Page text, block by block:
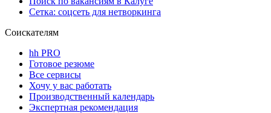
Сетка: соцсеть для нетворкинга
Соискателям
hh PRO
Готовое резюме
Все сервисы
Хочу у вас работать
Производственный календарь
Экспертная рекомендация